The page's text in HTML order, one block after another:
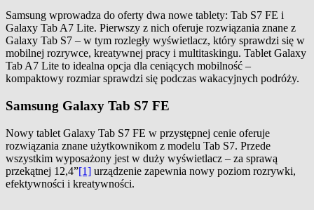
Samsung wprowadza do oferty dwa nowe tablety: Tab S7 FE i
Galaxy Tab A7 Lite. Pierwszy z nich oferuje rozwiązania znane z
Galaxy Tab S7 – w tym rozległy wyświetlacz, który sprawdzi się w
mobilnej rozrywce, kreatywnej pracy i multitaskingu. Tablet Galaxy
Tab A7 Lite to idealna opcja dla ceniących mobilność –
kompaktowy rozmiar sprawdzi się podczas wakacyjnych podróży.
Samsung Galaxy Tab S7 FE
Nowy tablet Galaxy Tab S7 FE w przystępnej cenie oferuje
rozwiązania znane użytkownikom z modelu Tab S7. Przede
wszystkim wyposażony jest w duży wyświetlacz – za sprawą
przekątnej 12,4”[1] urządzenie zapewnia nowy poziom rozrywki,
efektywności i kreatywności.